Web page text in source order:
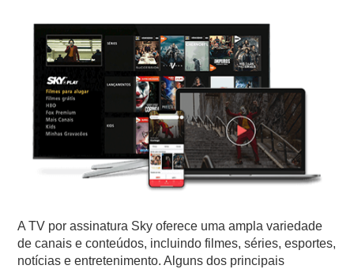
A TV por assinatura Sky oferece uma ampla variedade
de canais e conteúdos, incluindo filmes, séries, esportes,
notícias e entretenimento. Alguns dos principais